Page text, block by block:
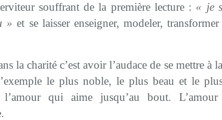
souffrant de la première lecture : « je
» et se laisser enseigner, modeler,
la charité c’est avoir l’audace de se mettre à
le plus noble, le plus beau et le
l’amour qui aime jusqu’au bout.